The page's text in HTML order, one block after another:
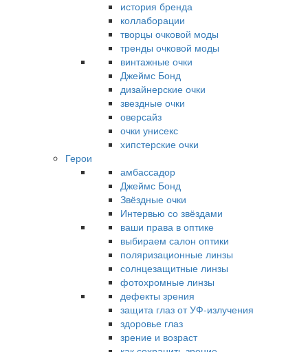
история бренда
коллаборации
творцы очковой моды
тренды очковой моды
винтажные очки
Джеймс Бонд
дизайнерские очки
звездные очки
оверсайз
очки унисекс
хипстерские очки
Герои
амбассадор
Джеймс Бонд
Звёздные очки
Интервью со звёздами
ваши права в оптике
выбираем салон оптики
поляризационные линзы
солнцезащитные линзы
фотохромные линзы
дефекты зрения
защита глаз от УФ-излучения
здоровье глаз
зрение и возраст